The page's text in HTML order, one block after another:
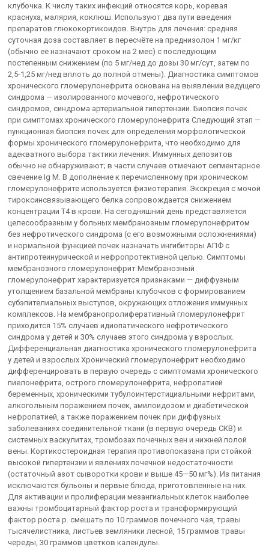
клубочка. К числу таких инфекций относятся корь, коревая
краснуха, малярия, коклюш. Используют два пути введения
препаратов глюкокортикоидов. Внутрь для лечения: средняя
суточная доза составляет в пересчёте на преднизолон 1 мг/кг
(обычно её назначают сроком на 2 мес) с последующим
постепенным снижением (по 5 мг/нед до дозы 30 мг/сут, затем по
2,5-1,25 мг/нед вплоть до полной отмены). Диагностика симптомов
хронического гломерулонефрита основана на выявлении ведущего
синдрома — изолированного мочевого, нефротического
синдромов, синдрома артериальной гипертензии. Биопсия почек
при симптомах хронического гломерулонефрита Следующий этап —
пункционная биопсия почек для определения морфологической
формы хронического гломерулонефрита, что необходимо для
адекватного выбора тактики лечения. Иммунных депозитов
обычно не обнаруживают; в части случаев отмечают сегментарное
свечение Ig M. В дополнение к перечисленному при хроническом
гломерулонефрите используется физиотерапия. Экскреция с мочой
тироксинсвязывающего белка сопровождается снижением
концентрации Т4 в крови. На сегодняшний день представляется
целесообразным у больных мембранозным гломерулонефритом
без нефротического синдрома (с его возможными осложнениями)
и нормальной функцией почек назначать ингибиторы АПФ с
антипротеинурической и нефропротективной целью. Симптомы
мембранозного гломерулонефрит Мембранозный
гломерулонефрит характеризуется признаками — диффузным
утолщением базальной мембраны клубочков с формированием
субэпителиальных выступов, окружающих отложения иммунных
комплексов. На мембранопролиферативный гломерулонефрит
приходится 15% случаев идиопатического нефротического
синдрома у детей и 30% случаев этого синдрома у взрослых.
Дифференциальная диагностика хронического гломерулонефрита
у детей и взрослых Хронический гломерулонефрит необходимо
дифференцировать в первую очередь с симптомами хронического
пиелонефрита, острого гломерулонефрита, нефропатией
беременных, хроническими тубулоинтерстициальными нефритами,
алкогольным поражением почек, амилоидозом и диабетической
нефропатией, а также поражением почек при диффузных
заболеваниях соединительной ткани (в первую очередь СКВ) и
системных васкулитах, тромбозах почечных вен и нижней полой
вены. Кортикостероидная терапия противопоказана при стойкой
высокой гипертензии и явлениях почечной недостаточности
(остаточный азот сыворотки крови и выше 45—50 мг%). Из питания
исключаются бульоны и первые блюда, приготовленные на них.
Для активации и пролиферации мезангиальных клеток наиболее
важны тромбоцитарный фактор роста и трансформирующий
фактор роста р. смешать по 10 граммов почечного чая, травы
тысячелистника, листьев земляники лесной, 15 граммов травы
череды, 30 граммов цветков календулы.